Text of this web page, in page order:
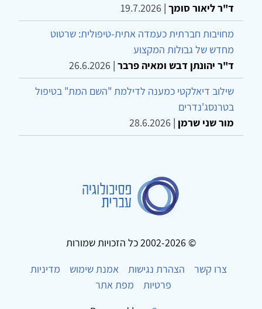
ד"ר ליאור סומך |
19.7.2026
מחויבות חברתית כעמדה אתית-טיפולית: שרטוט
מחדש של גבולות המקצוע
ד"ר יהונתן דבש ומאיה פרבר |
26.6.2026
שילוב דיאלקטי כמענה לדילמת "השם המת" בטיפול
בטרנסג'נדרים
מור שני שרמן |
28.6.2026
© 2002-2026 כל הזכויות שמורות
צרו קשר
הצהרת נגישות אמנת שימוש
מדיניות
פרטיות
מפת אתר